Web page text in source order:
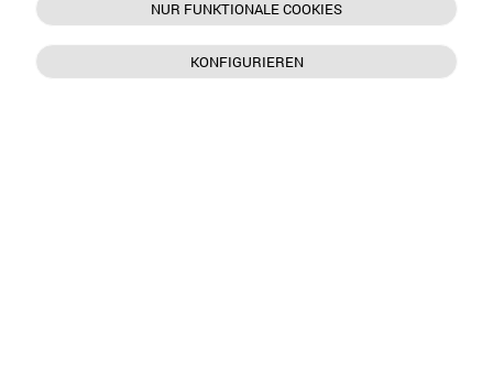
NUR FUNKTIONALE COOKIES
KONFIGURIEREN